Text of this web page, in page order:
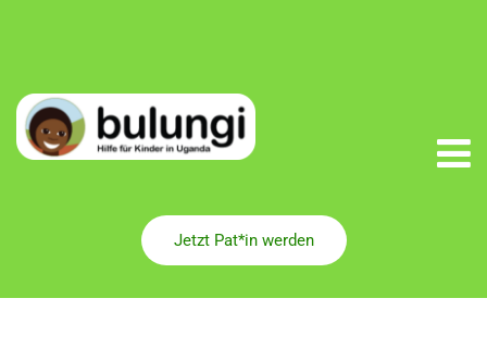
Jetzt Pat*in werden